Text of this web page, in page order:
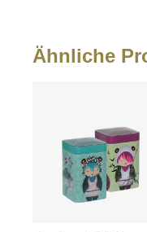
Ähnliche